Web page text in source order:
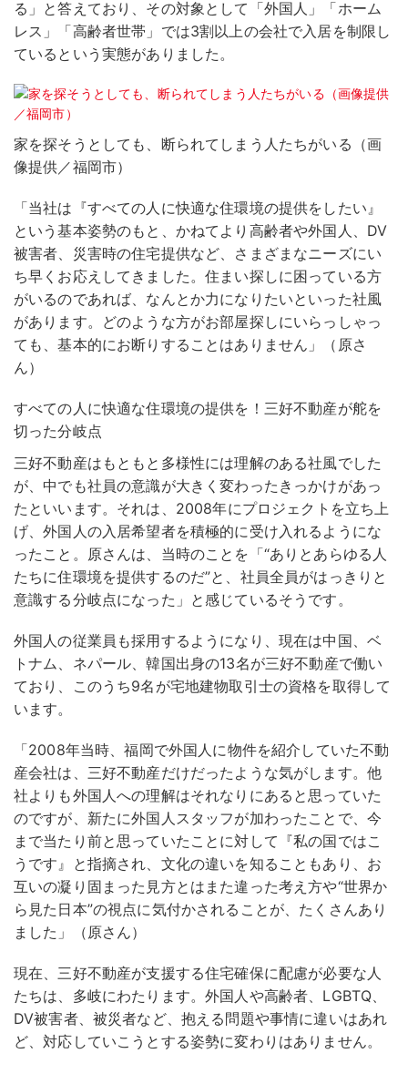
る」と答えており、その対象として「外国人」「ホーム
レス」「高齢者世帯」では3割以上の会社で入居を制限し
ているという実態がありました。
家を探そうとしても、断られてしまう人たちがいる（画
像提供／福岡市）
「当社は『すべての人に快適な住環境の提供をしたい』
という基本姿勢のもと、かねてより高齢者や外国人、DV
被害者、災害時の住宅提供など、さまざまなニーズにい
ち早くお応えしてきました。住まい探しに困っている方
がいるのであれば、なんとか力になりたいといった社風
があります。どのような方がお部屋探しにいらっしゃっ
ても、基本的にお断りすることはありません」（原さ
ん）
すべての人に快適な住環境の提供を！三好不動産が舵を
切った分岐点
三好不動産はもともと多様性には理解のある社風でした
が、中でも社員の意識が大きく変わったきっかけがあっ
たといいます。それは、2008年にプロジェクトを立ち上
げ、外国人の入居希望者を積極的に受け入れるようにな
ったこと。原さんは、当時のことを「“ありとあらゆる人
たちに住環境を提供するのだ”と、社員全員がはっきりと
意識する分岐点になった」と感じているそうです。
外国人の従業員も採用するようになり、現在は中国、ベ
トナム、ネパール、韓国出身の13名が三好不動産で働い
ており、このうち9名が宅地建物取引士の資格を取得して
います。
「2008年当時、福岡で外国人に物件を紹介していた不動
産会社は、三好不動産だけだったような気がします。他
社よりも外国人への理解はそれなりにあると思っていた
のですが、新たに外国人スタッフが加わったことで、今
まで当たり前と思っていたことに対して『私の国ではこ
うです』と指摘され、文化の違いを知ることもあり、お
互いの凝り固まった見方とはまた違った考え方や“世界か
ら見た日本”の視点に気付かされることが、たくさんあり
ました」（原さん）
現在、三好不動産が支援する住宅確保に配慮が必要な人
たちは、多岐にわたります。外国人や高齢者、LGBTQ、
DV被害者、被災者など、抱える問題や事情に違いはあれ
ど、対応していこうとする姿勢に変わりはありません。